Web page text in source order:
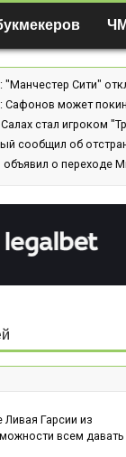
"Манчестер Сити"
Сафонов может
стал игроком
сообщил об
объявил о переходе
Гарсии из
всем давать